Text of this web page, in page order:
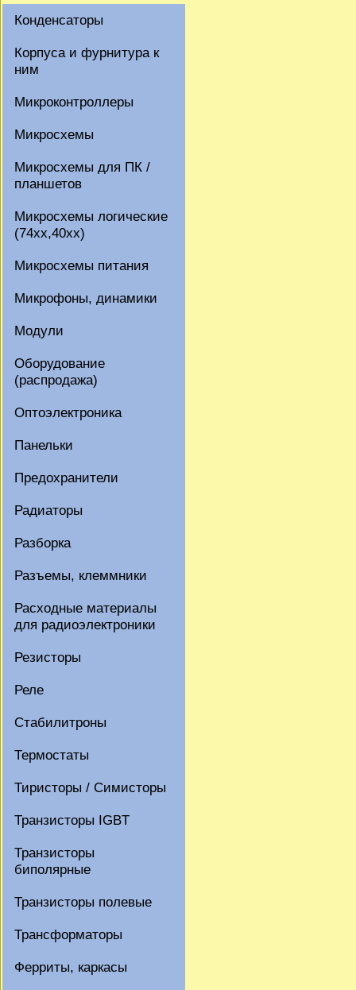
Конденсаторы
Корпуса и фурнитура к
ним
Микроконтроллеры
Микросхемы
Микросхемы для ПК /
планшетов
Микросхемы логические
(74xx,40xx)
Микросхемы питания
Микрофоны, динамики
Модули
Оборудование
(распродажа)
Оптоэлектроника
Панельки
Предохранители
Радиаторы
Разборка
Разъемы, клеммники
Расходные материалы
для радиоэлектроники
Резисторы
Реле
Стабилитроны
Термостаты
Тиристоры / Симисторы
Транзисторы IGBT
Транзисторы
биполярные
Транзисторы полевые
Трансформаторы
Ферриты, каркасы